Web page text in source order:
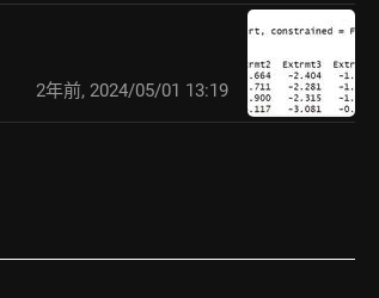
2年前, 2024/05/01 13:19